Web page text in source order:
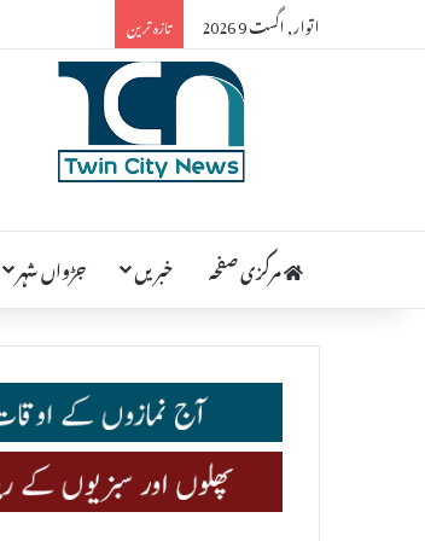
اتوار, اگست 9 2026 تازہ ترین
مرکزی صفحہ خبریں جڑواں شہر